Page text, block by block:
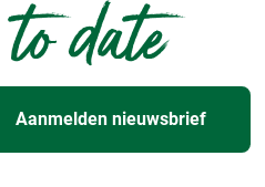
date
Aanmelden nieuwsbrief